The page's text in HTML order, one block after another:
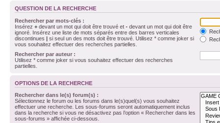
QUESTION DE LA RECHERCHE
Rechercher par mots-clés :
Insérez + devant un mot qui doit être trouvé et - devant un mot qui doit être
ignoré. Insérez une liste de mots séparés entre des barres verticales
discontinues | si seul un des mots doit être trouvé. Utilisez * comme joker si
vous souhaitez effectuer des recherches partielles.
Rechercher par auteur :
Utilisez * comme joker si vous souhaitez effectuer des recherches
partielles.
OPTIONS DE LA RECHERCHE
Rechercher dans le(s) forum(s) :
Sélectionnez le forum ou les forums dans le(s)quel(s) vous souhaitez
effectuer une recherche. Les sous-forums seront automatiquement inclus
dans la recherche si vous ne désactivez pas l’option « Rechercher dans les
sous-forums » affichée ci-dessous.